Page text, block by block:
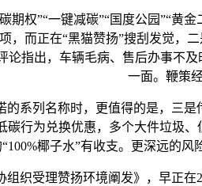
”“一键减碳”“国度公园”“黄金
，而正在“黑猫赞扬”搜刮发觉，
论指出，车辆毛病、售后办事不
一面。鞭策
列名称时，更值得的是，三是
行为兑换优惠，多个大件垃圾
椰子水”有收支。更深远的
受理赞扬环境阐发》，早正在